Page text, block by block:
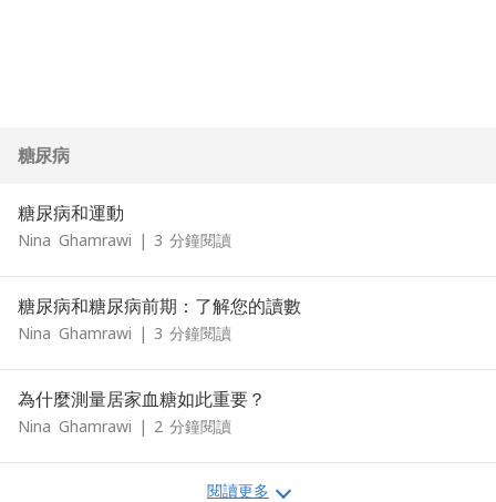
糖尿病
糖尿病和運動
Nina Ghamrawi | 3 分鐘閱讀
糖尿病和糖尿病前期：了解您的讀數
Nina Ghamrawi | 3 分鐘閱讀
為什麼測量居家血糖如此重要？
Nina Ghamrawi | 2 分鐘閱讀
閱讀更多